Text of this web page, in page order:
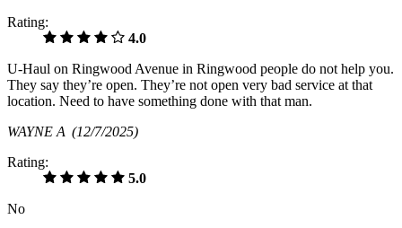
Rating:
4.0
U-Haul on Ringwood Avenue in Ringwood people do not help you.
They say they’re open. They’re not open very bad service at that
location. Need to have something done with that man.
WAYNE A (12/7/2025)
Rating:
5.0
No